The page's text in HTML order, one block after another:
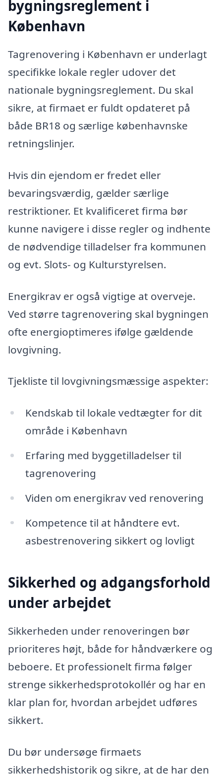
bygningsreglement i
København
Tagrenovering i København er underlagt
specifikke lokale regler udover det
nationale bygningsreglement. Du skal
sikre, at firmaet er fuldt opdateret på
både BR18 og særlige københavnske
retningslinjer.
Hvis din ejendom er fredet eller
bevaringsværdig, gælder særlige
restriktioner. Et kvalificeret firma bør
kunne navigere i disse regler og indhente
de nødvendige tilladelser fra kommunen
og evt. Slots- og Kulturstyrelsen.
Energikrav er også vigtige at overveje.
Ved større tagrenovering skal bygningen
ofte energioptimeres ifølge gældende
lovgivning.
Tjekliste til lovgivningsmæssige aspekter:
Kendskab til lokale vedtægter for dit
område i København
Erfaring med byggetilladelser til
tagrenovering
Viden om energikrav ved renovering
Kompetence til at håndtere evt.
asbestrenovering sikkert og lovligt
Sikkerhed og adgangsforhold
under arbejdet
Sikkerheden under renoveringen bør
prioriteres højt, både for håndværkere og
beboere. Et professionelt firma følger
strenge sikkerhedsprotokollér og har en
klar plan for, hvordan arbejdet udføres
sikkert.
Du bør undersøge firmaets
sikkerhedshistorik og sikre, at de har den